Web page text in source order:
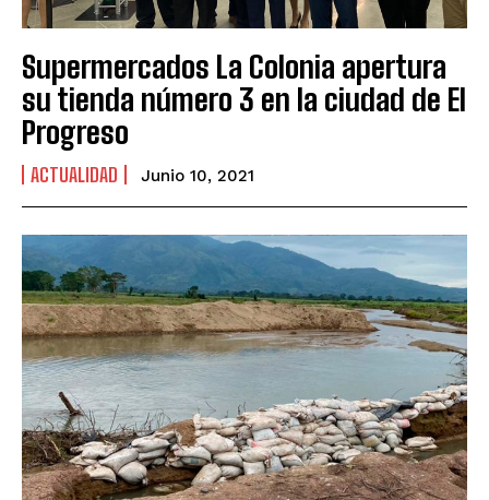
Supermercados La Colonia apertura
su tienda número 3 en la ciudad de El
Progreso
ACTUALIDAD Junio 10, 2021